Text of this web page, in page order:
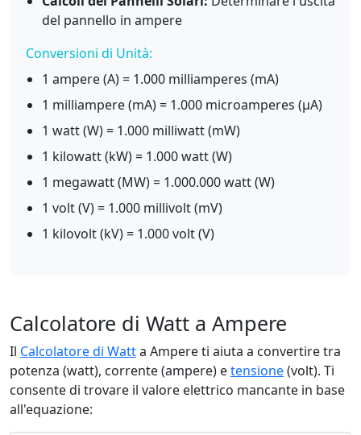
del pannello in ampere
Conversioni di Unità:
1 ampere (A) = 1.000 milliamperes (mA)
1 milliampere (mA) = 1.000 microamperes (μA)
1 watt (W) = 1.000 milliwatt (mW)
1 kilowatt (kW) = 1.000 watt (W)
1 megawatt (MW) = 1.000.000 watt (W)
1 volt (V) = 1.000 millivolt (mV)
1 kilovolt (kV) = 1.000 volt (V)
Calcolatore di Watt a Ampere
Il Calcolatore di Watta Ampere ti aiuta a convertire tra
potenza (watt), corrente (ampere) etensione(volt). Ti
consente di trovare il valore elettrico mancante in base
all'equazione: